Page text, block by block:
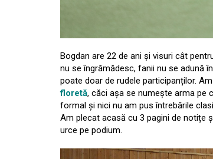
Bogdan are 22 de ani și visuri cât
nu se îngrămădesc, fanii nu se adună
poate doar de rudele participanților.
floretă, căci așa se numește arma pe
formal și nici nu am pus întrebările
Am plecat acasă cu 3 pagini de notițe
urce pe podium.